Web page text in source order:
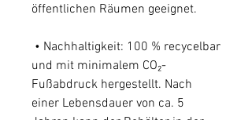
öffentlichen Räumen geeignet.
• Nachhaltigkeit: 100 % recycelbar
und mit minimalem CO₂-
Fußabdruck hergestellt. Nach
einer Lebensdauer von ca. 5